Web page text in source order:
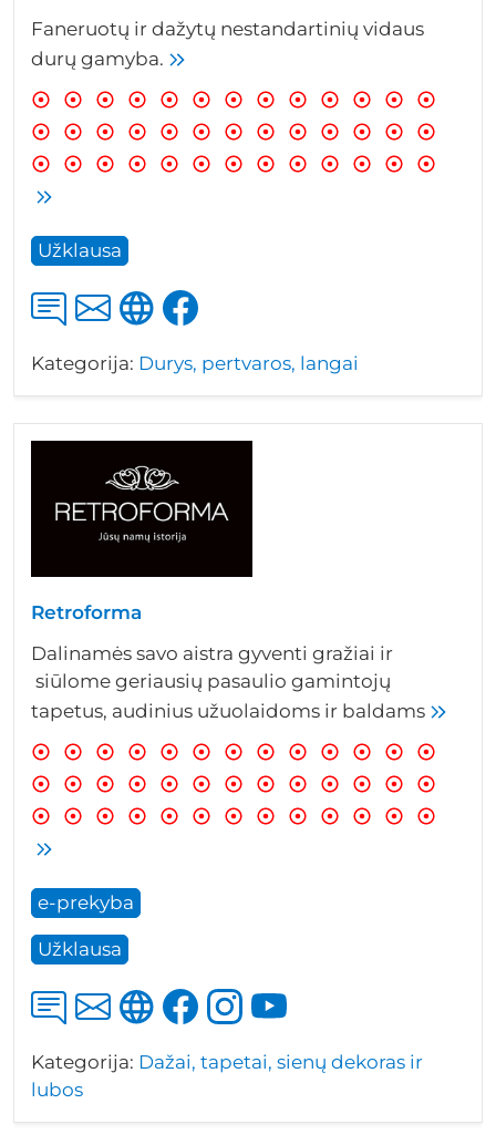
Faneruotų ir dažytų nestandartinių vidaus
durų gamyba.
Užklausa
Kategorija: Durys, pertvaros, langai
Retroforma
Dalinamės savo aistra gyventi gražiai ir
siūlome geriausių pasaulio gamintojų
tapetus, audinius užuolaidoms ir baldams
e-prekyba
Užklausa
Kategorija: Dažai, tapetai, sienų dekoras ir
lubos